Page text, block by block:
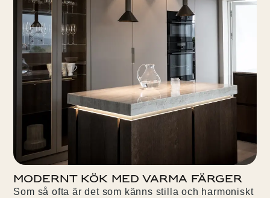
Modernt kök med varma färger
Som så ofta är det som känns stilla och harmoniskt